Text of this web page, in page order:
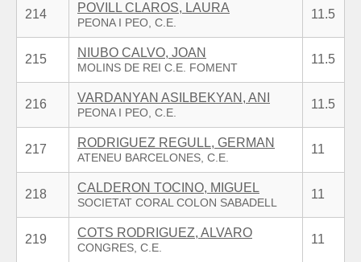
214 POVILL CLAROS, LAURA 11.5
215 NIUBO CALVO, JOAN 11.5
216 VARDANYAN ASILBEKYAN, ANI 11.5
217 RODRIGUEZ REGULL, GERMAN 11
218 CALDERON TOCINO, MIGUEL 11
219 COTS RODRIGUEZ, ALVARO 11